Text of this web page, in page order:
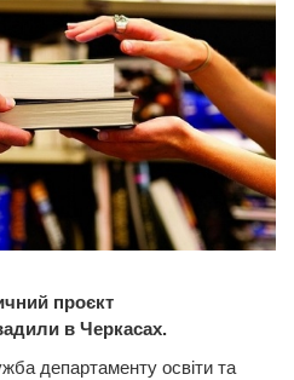
проєкт
в Черкасах.
департаменту освіти та